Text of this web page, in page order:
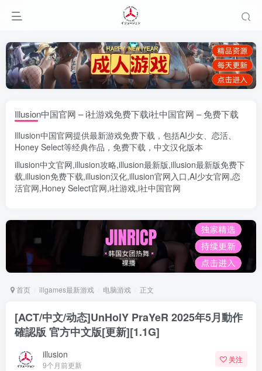
Illusion中国官网 – i社游戏免费下载i社中国官网 – 免费下载
Illusion中国官网提供最新游戏免费下载，包括AI少女、 恋活、
Honey Select等经典作品，免费下载，中文汉化版本
illusion中文官网,illusion攻略,illusion最新版,illusion最新版免费下
载,illusion免费下载,illusion汉化,illusion官网入口,AI少女官网,恋
活官网,Honey Select官网,i社游戏,i社中国官网
首页 illgames最新游戏 电脑游戏 正文
[ACT/中文/动态]UnHolY PraYeR 2025年5月動作
確認版 官方中文版[更新][1.1G]
illusion
9个月前更新
关注